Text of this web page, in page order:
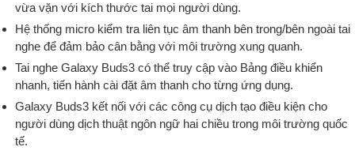
vừa vặn với kích thước tai mọi người dùng.
Hệ thống micro kiểm tra liên tục âm thanh bên trong/bên ngoài tai
nghe để đảm bảo cân bằng với môi trường xung quanh.
Tai nghe Galaxy Buds3 có thể truy cập vào Bảng điều khiển
nhanh, tiến hành cài đặt âm thanh cho từng ứng dụng.
Galaxy Buds3 kết nối với các công cụ dịch tạo điều kiện cho
người dùng dịch thuật ngôn ngữ hai chiều trong môi trường quốc
tế.